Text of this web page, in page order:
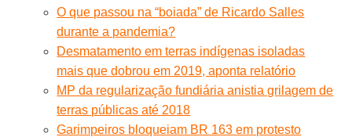
O que passou na “boiada” de Ricardo Salles
durante a pandemia?
Desmatamento em terras indígenas isoladas
mais que dobrou em 2019, aponta relatório
MP da regularização fundiária anistia grilagem de
terras públicas até 2018
Garimpeiros bloqueiam BR 163 em protesto